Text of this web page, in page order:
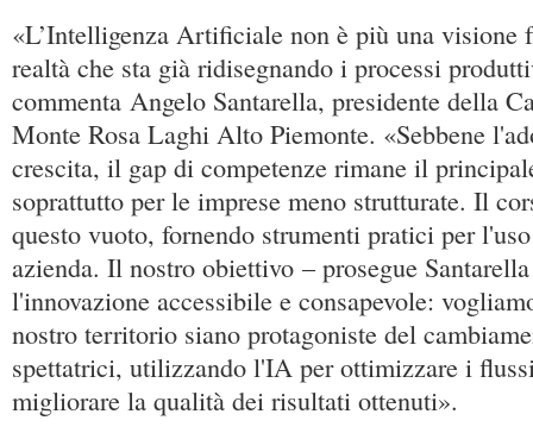
«L’Intelligenza Artificiale non è più una visione
realtà che sta già ridisegnando i processi
commenta Angelo Santarella, presidente della
Monte Rosa Laghi Alto Piemonte. «Sebbene
crescita, il gap di competenze rimane il
soprattutto per le imprese meno strutturate. Il
questo vuoto, fornendo strumenti pratici per
azienda. Il nostro obiettivo – prosegue
l'innovazione accessibile e consapevole:
nostro territorio siano protagoniste del
spettatrici, utilizzando l'IA per ottimizzare i
migliorare la qualità dei risultati ottenuti».